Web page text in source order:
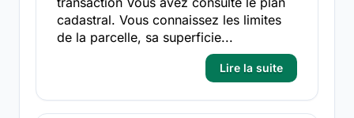
cadastral. Vous connaissez les limites
de la parcelle, sa superficie...
Lire la suite